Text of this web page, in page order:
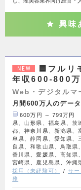
興味
NEW
🟦フルリ
年収600-800万
Web・デジタルマ
月間600万人のデー
600万円 ～ 799万円
県、山形県、福島県、茨
都、神奈川県、新潟県、
阜県、静岡県、愛知県、
良県、和歌山県、鳥取県
香川県、愛媛県、高知県
宮崎県、鹿児島県、沖縄
採用（未経験可）
サ
務